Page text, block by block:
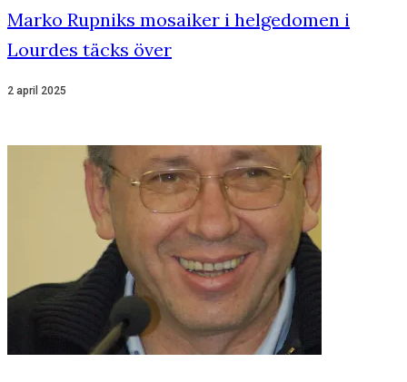
Marko Rupniks mosaiker i helgedomen i
Lourdes täcks över
2 april 2025